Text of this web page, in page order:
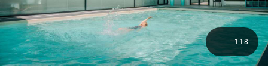
118